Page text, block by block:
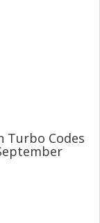
Turbo Codes